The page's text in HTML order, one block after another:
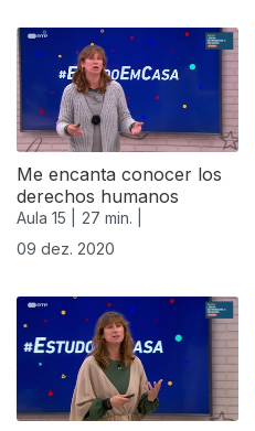
Me encanta conocer los
derechos humanos
Aula 15 |
27 min. |
09 dez. 2020